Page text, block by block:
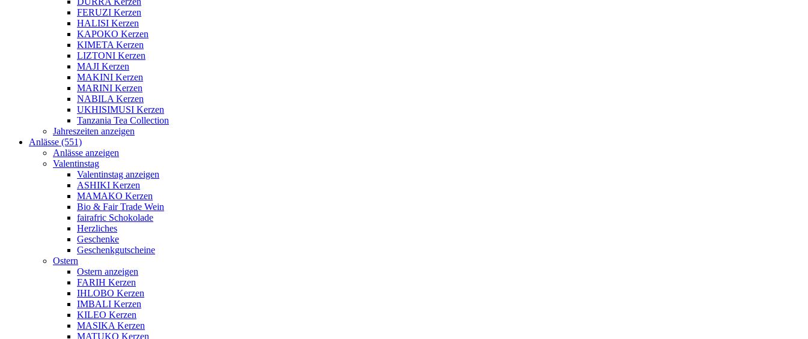
FERUZI Kerzen
HALISI Kerzen
KAPOKO Kerzen
KIMETA Kerzen
LIZTONI Kerzen
MAJI Kerzen
MAKINI Kerzen
MARINI Kerzen
NABILA Kerzen
UKHISIMUSI Kerzen
Tanzania Tea Collection
Jahreszeiten anzeigen
Anlässe (551)
Anlässe anzeigen
Valentinstag
Valentinstag anzeigen
ASHIKI Kerzen
MAMAKO Kerzen
Bio & Fair Trade Wein
fairafric Schokolade
Herzliches
Geschenke
Geschenkgutscheine
Ostern
Ostern anzeigen
FARIH Kerzen
IHLOBO Kerzen
IMBALI Kerzen
KILEO Kerzen
MASIKA Kerzen
MATUKO Kerzen